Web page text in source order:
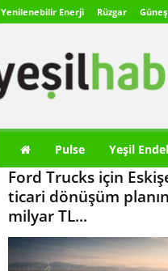
Yenilenebilir Enerji Rüzgar Güneş
Pulse Yeşil
Ford Trucks için
ticari dönüşüm
milyar TL...